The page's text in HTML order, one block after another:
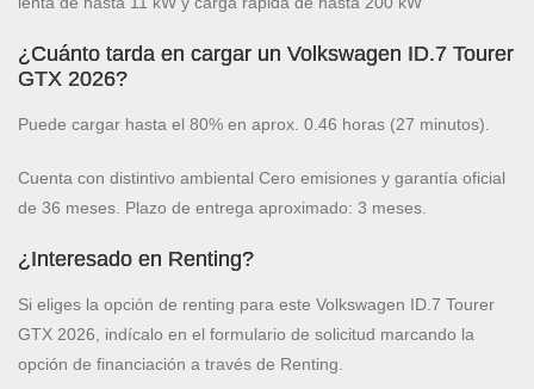
¿Cuánto tarda en cargar un Volkswagen ID.7 Tourer
GTX 2026?
Puede cargar hasta el 80% en aprox. 0.46 horas (27 minutos).
Cuenta con distintivo ambiental Cero emisiones y garantía oficial
de 36 meses. Plazo de entrega aproximado: 3 meses.
¿Interesado en Renting?
Si eliges la opción de renting para este Volkswagen ID.7 Tourer
GTX 2026, indícalo en el formulario de solicitud marcando la
opción de financiación a través de Renting.